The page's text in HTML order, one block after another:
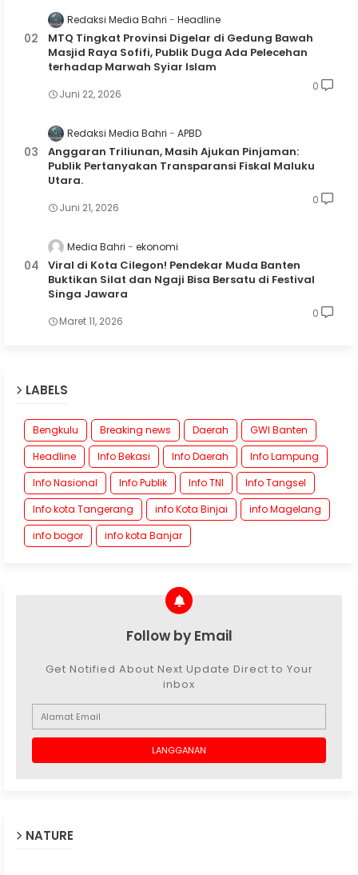
Redaksi Media Bahri Headline
MTQ Tingkat Provinsi Digelar di Gedung Bawah
Masjid Raya Sofifi, Publik Duga Ada Pelecehan
terhadap Marwah Syiar Islam
Juni 22, 2026
0
Redaksi Media Bahri APBD
Anggaran Triliunan, Masih Ajukan Pinjaman:
Publik Pertanyakan Transparansi Fiskal Maluku
Utara.
Juni 21, 2026
0
Media Bahri ekonomi
Viral di Kota Cilegon! Pendekar Muda Banten
Buktikan Silat dan Ngaji Bisa Bersatu di Festival
Singa Jawara
Maret 11, 2026
0
LABELS
Bengkulu Breaking news Daerah
GWI Banten
Headline
Info Bekasi Info Daerah
Info Lampung
Info Nasional
Info Publik Info TNI
Info Tangsel
Info kota Tangerang
info Kota Binjai
info Magelang
info bogor
info kota Banjar
Follow by Email
Get Notified About Next Update Direct to Your
inbox
NATURE